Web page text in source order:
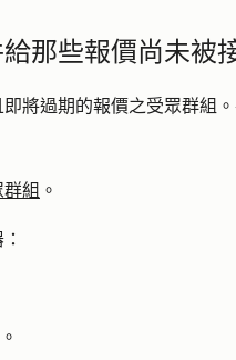
那些報價尚未被
將過期的報價之受眾群組
組 。
。